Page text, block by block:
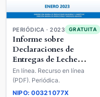
PERIÓDICA · 2023 GRATUITA
Informe sobre
Declaraciones de
Entregas de Leche
Cruda a los Primeros
Compradores : Ovino y
Caprino de Leche
En línea. Recurso en línea
(PDF). Periódica.
NIPO: 00321077X